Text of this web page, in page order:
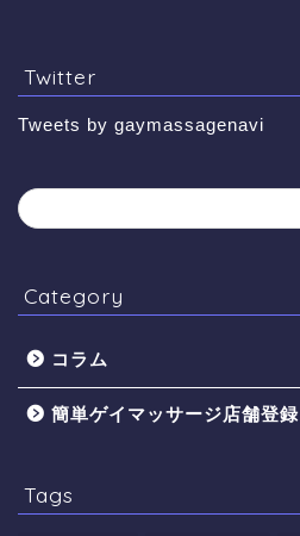
Twitter
Tweets by gaymassagenavi
Category
コラム
簡単ゲイマッサージ店舗登録
Tags